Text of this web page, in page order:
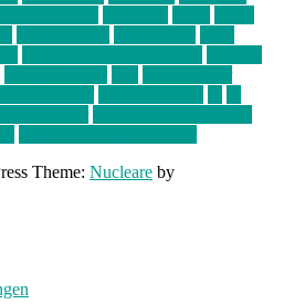
Theme: Nucleare by